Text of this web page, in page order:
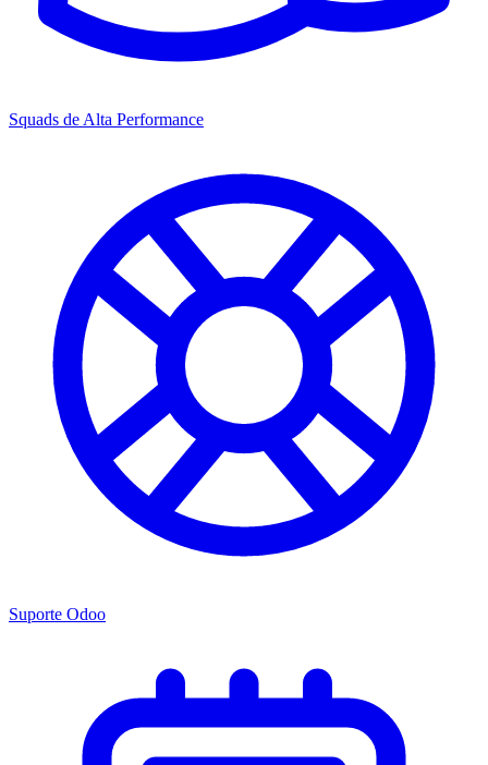
Squads de Alta Performance
Suporte Odoo